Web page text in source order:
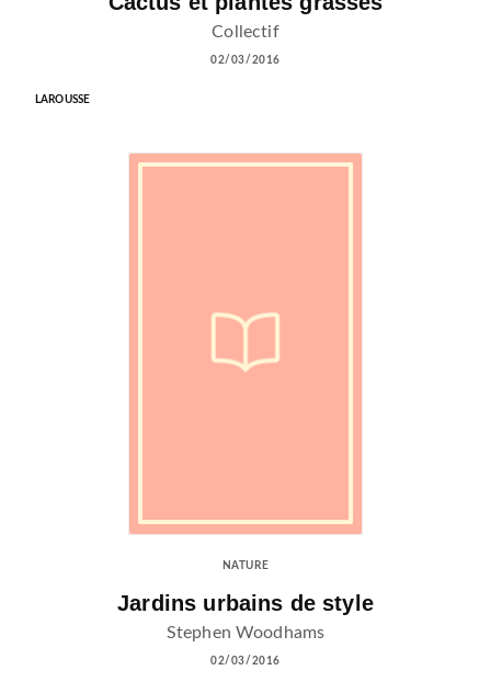
Collectif
02/03/2016
LAROUSSE
NATURE
Jardins urbains de style
Stephen Woodhams
02/03/2016